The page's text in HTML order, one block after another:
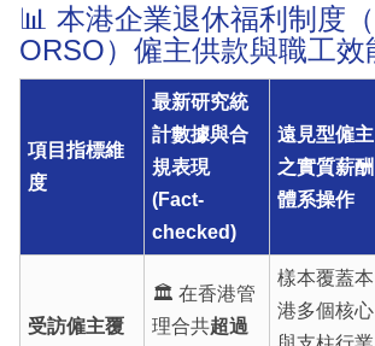
📊 本港企業退休福利制度
ORSO）僱主供款與職工效
項目指標維
度
最新研究統
計數據與合
規表現
(Fact-
checked)
遠見型僱主
之實質薪酬
體系操作
受訪僱主覆
🏛️ 在香港管
理合共超過
樣本覆蓋本
港多個核心